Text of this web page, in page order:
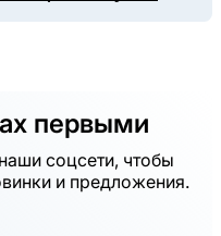
первыми
соцсети, чтобы
и предложения.